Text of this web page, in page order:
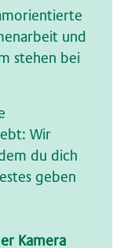
und
stehen bei
Wir
du dich
geben
Kamera